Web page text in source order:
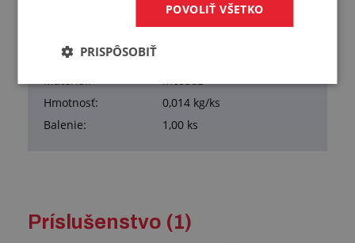
6
Pracovná teplota:
Materiál:
mosadz
Hmotnosť:
0,014 kg/ks
Balenie:
1,00 ks
Príslušenstvo (1)
POVOLIŤ VŠETKO
PRISPÔSOBIŤ